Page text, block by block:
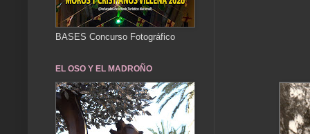
BASES Concurso Fotográfico
EL OSO Y EL MADROÑO